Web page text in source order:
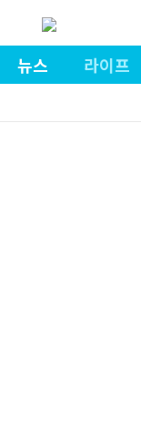
뉴스 라이프